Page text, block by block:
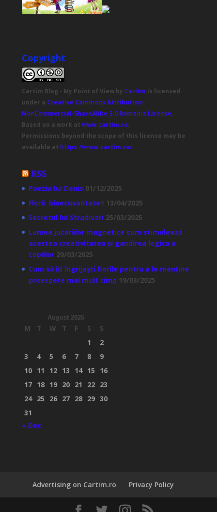
Copyright
Cartim Blog - My Point of Viewby Caritm is licensed
under a Creative Commons Attribution-
NonCommercial-ShareAlike 3.0 Romania License.
Based on a work at www.cartim.ro.
Permissions beyond the scope of this license may be
available at https://www.cartim.ro/.
RSS
Poezia lui Denis 01/12/2025
Florii binecuvantate!! 13/04/2025
Secretul lui Stradivari 25/03/2025
Lumea jucăriilor magnetice cum stimulează
acestea creativitatea și gandirea logica a
copiilor 20/03/2025
Cum să îți îngrijești florile pentru a le menține
proaspete mai mult timp 19/03/2025
August 2026
M T W T F S
S
1
2
3
4 5 6 7 8
9
10 11 12 13 14 15
16
17 18 19 20 21 22 23
24 25 26 27 28 29 30
31
« Dec
Advertising on Cartim.ro Privacy Policy